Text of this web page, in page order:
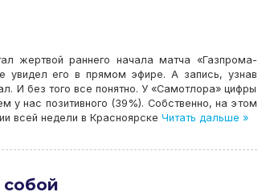
жертвой раннего начала матча «Газпрома-
его в прямом эфире. А запись, узнав
И без того все понятно. У «Самотлора» цифры
у нас позитивного (39%). Собственно, на этом
всей недели в Красноярске Читать дальше »